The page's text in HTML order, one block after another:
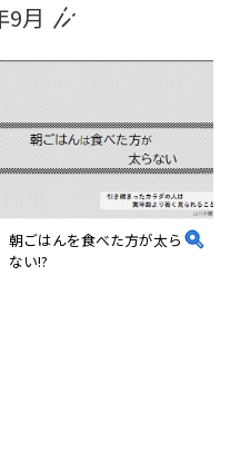
9月
朝ごはんを食べた方が太ら
ない!?